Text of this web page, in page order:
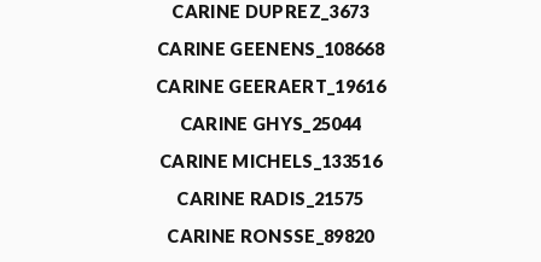
CARINE DUPREZ_3673
CARINE GEENENS_108668
CARINE GEERAERT_19616
CARINE GHYS_25044
CARINE MICHELS_133516
CARINE RADIS_21575
CARINE RONSSE_89820